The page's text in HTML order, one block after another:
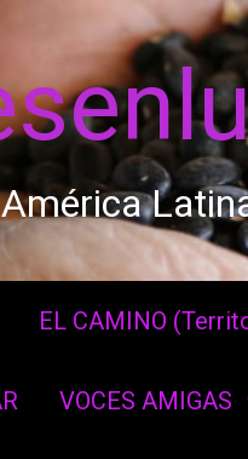
EL CAMINO
VOCES AMIGAS